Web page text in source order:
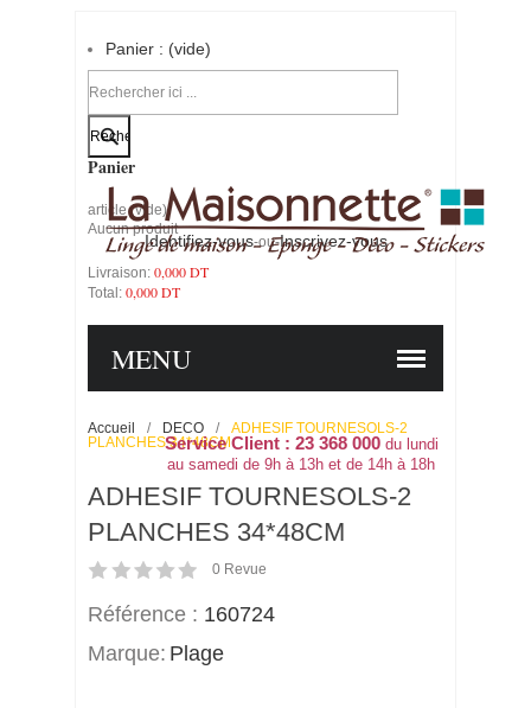
Identifiez-vous-ou-Inscrivez-vous
Panier : (vide)
Votre compte
Panier
article (vide)
Aucun produit
Livraison: 0,000 DT
Total: 0,000 DT
Service Client : 23 368 000du lundi
au samedi de 9h à 13h et de 14h à 18h
MENU
Accueil / DECO /
ADHESIF TOURNESOLS-2
PLANCHES 34*48CM
ADHESIF TOURNESOLS-2
PLANCHES 34*48CM
0 Revue
Référence : 160724
Marque: Plage